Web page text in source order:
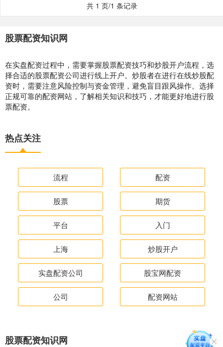
共 1 页/1 条记录
股票配资知识网
在实盘配资过程中，需要掌握股票配资技巧和炒股开户流程，选
择合适的股票配资公司进行线上开户。炒股者在进行在线炒股配
资时，需要注意风险控制与资金管理，避免盲目跟风操作。选择
正规可靠的配资网站，了解相关知识和技巧，才能更好地进行股
票配资。
热点关注
流程 配资
股票 期货
平台 入门
上海 炒股开户
实盘配资公司 股宝网配资
公司 配资网站
股票配资知识网